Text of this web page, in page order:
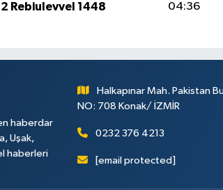
Rebiulevvel 1448 04:36
haberdar
Uşak,
haberleri
Halkapınar Mah. Pakistan
NO: 708 Konak/ İZMİR
0232 376 4213
[email protected]